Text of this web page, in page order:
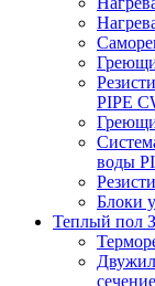
PIPE
воды
Блоки
Теплый